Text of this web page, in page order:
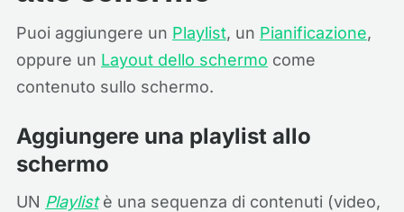
Puoi aggiungere un Playlist, un Pianificazione,
oppure un Layout dello schermo come
contenuto sullo schermo.
Aggiungere una playlist allo
schermo
UN Playlistè una sequenza di contenuti (video,